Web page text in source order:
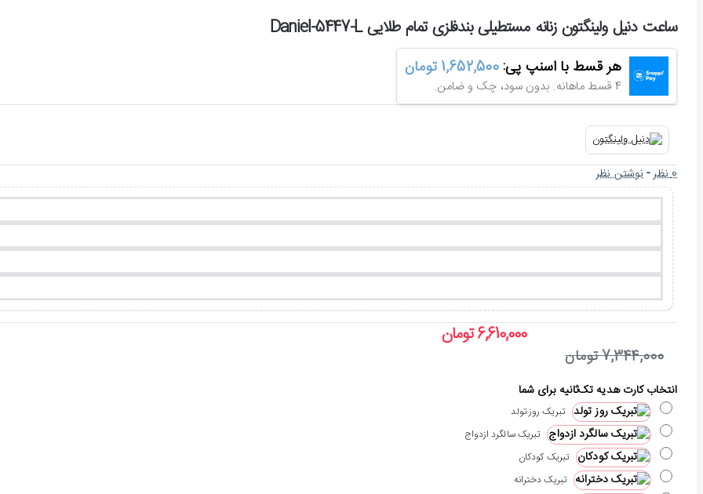
ساعت دنیل ولینگتون زنانه مستطیلی بندفلزی تمام طلایی Daniel-5447-L
هر قسط با اسنپ پی:1,652,500 تومان
4 قسط ماهانه. بدون سود، چک و ضامن.
0 نظر -نوشتن نظر
6,610,000 تومان
7,344,000 تومان
انتخاب کارت هدیه تک‌ثانیه برای شما
تبریک روز تولد
تبریک سالگرد ازدواج
تبریک کودکان
تبریک دخترانه